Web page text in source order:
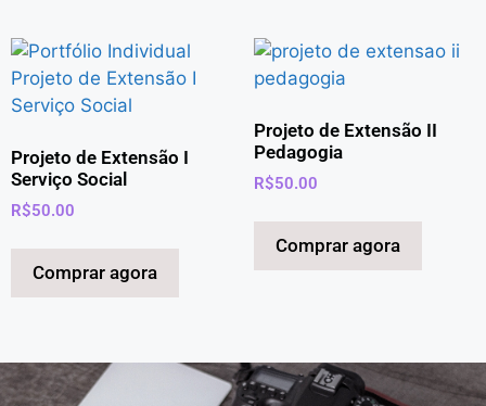
Projeto de Extensão I
Serviço Social
R$50.00
Comprar agora
Projeto de Extensão II
Pedagogia
R$50.00
Comprar agora